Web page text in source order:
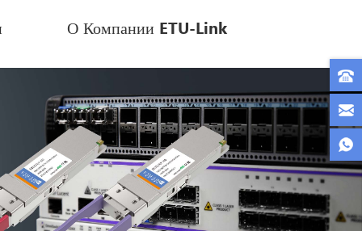
О Компании ETU-Link